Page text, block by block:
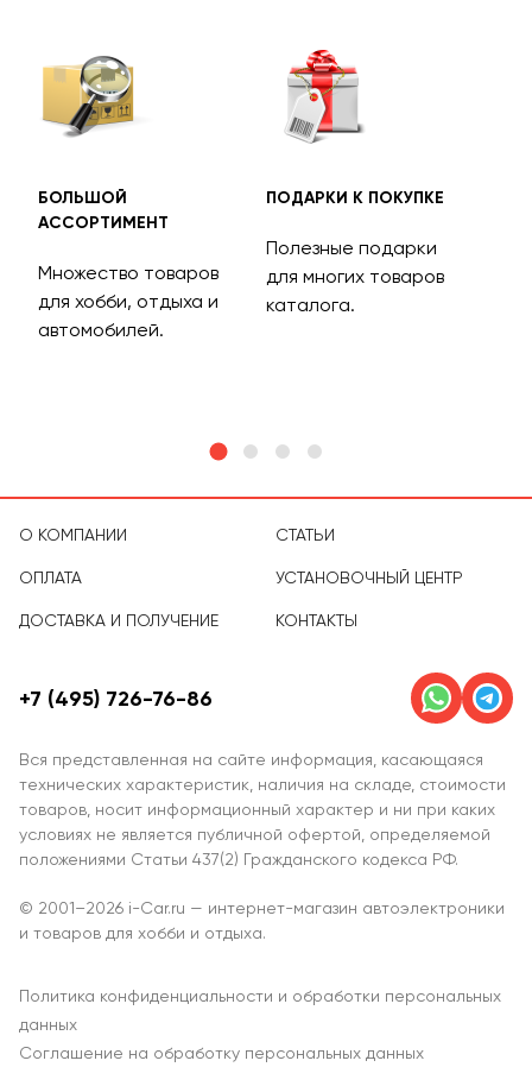
БОЛЬШОЙ
АССОРТИМЕНТ
Множество товаров
для хобби, отдыха и
автомобилей.
ПОДАРКИ К ПОКУПКЕ
Полезные подарки
для многих товаров
каталога.
О КОМПАНИИ
ОПЛАТА
ДОСТАВКА И ПОЛУЧЕНИЕ
СТАТЬИ
УСТАНОВОЧНЫЙ ЦЕНТР
КОНТАКТЫ
Вся представленная на сайте информация, касающаяся
технических характеристик, наличия на складе, стоимости
товаров, носит информационный характер и ни при каких
условиях не является публичной офертой, определяемой
положениями Статьи 437(2) Гражданского кодекса РФ.
+7 (495) 726-76-86
© 2001–2026 i-Car.ru — интернет-магазин автоэлектроники
и товаров для хобби и отдыха.
Политика конфиденциальности и обработки персональных
данных
Соглашение на обработку персональных данных